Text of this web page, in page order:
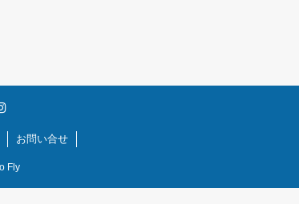
お問い合せ
Fly